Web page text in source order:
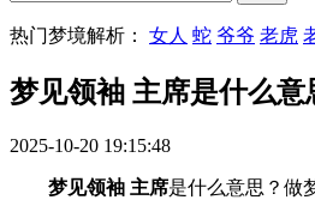
热门梦境解析： 女人 蛇 爷爷 老虎
梦见领袖 主席是什么意
2025-10-20 19:15:48
梦见领袖 主席是什么意思？做